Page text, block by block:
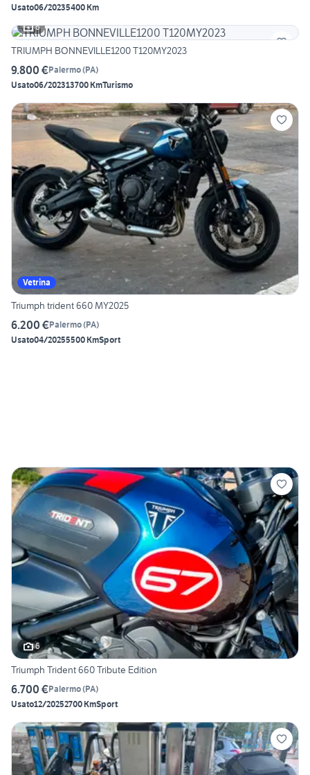
Usato06/20235400 Km
6
TRIUMPH BONNEVILLE1200 T120MY2023
9.800 €Palermo(PA)
Usato06/202313700 KmTurismo
Vetrina
Triumph trident 660 MY2025
6.200 €Palermo(PA)
Usato04/20255500 KmSport
6
Triumph Trident 660 Tribute Edition
6.700 €Palermo(PA)
Usato12/20252700 KmSport